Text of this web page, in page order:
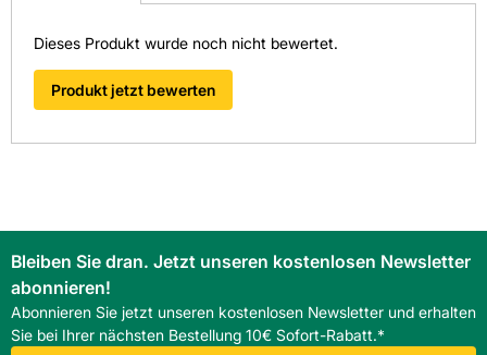
Dieses Produkt wurde noch nicht bewertet.
Produkt jetzt bewerten
Bleiben Sie dran. Jetzt unseren kostenlosen Newsletter
abonnieren!
Abonnieren Sie jetzt unseren kostenlosen Newsletter und erhalten
Sie bei Ihrer nächsten Bestellung 10€ Sofort-Rabatt.*